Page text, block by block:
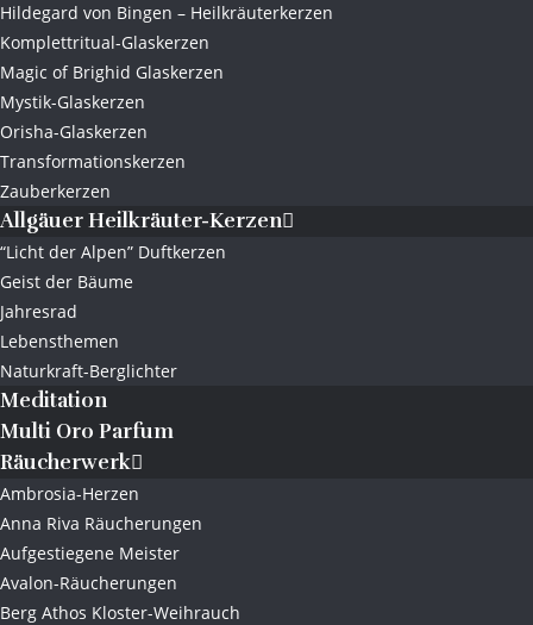
Hildegard von Bingen – Heilkräuterkerzen
Komplettritual-Glaskerzen
Magic of Brighid Glaskerzen
Mystik-Glaskerzen
Orisha-Glaskerzen
Transformationskerzen
Zauberkerzen
Allgäuer Heilkräuter-Kerzen
“Licht der Alpen” Duftkerzen
Geist der Bäume
Jahresrad
Lebensthemen
Naturkraft-Berglichter
Meditation
Multi Oro Parfum
Räucherwerk
Ambrosia-Herzen
Anna Riva Räucherungen
Aufgestiegene Meister
Avalon-Räucherungen
Berg Athos Kloster-Weihrauch